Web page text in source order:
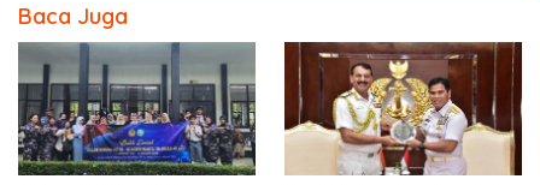
Baca Juga